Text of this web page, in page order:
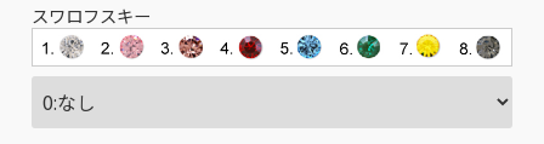
スワロフスキー